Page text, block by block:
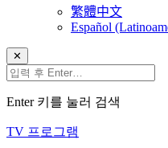
繁體中文
Español
✕
Enter 키를 눌러 검색
TV 프로그램